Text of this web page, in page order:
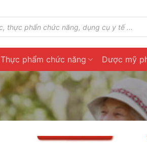
Thực phẩm chức năng Dược mỹ